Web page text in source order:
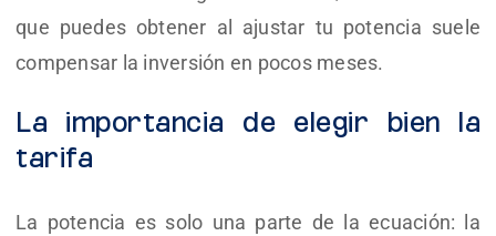
que puedes obtener al ajustar tu potencia suele
compensar la inversión en pocos meses.
La importancia de elegir bien la
tarifa
La potencia es solo una parte de la ecuación: la